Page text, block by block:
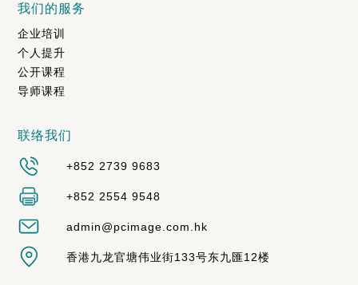
我们的服务
企业培训
个人提升
公开课程
导师课程
联络我们
+852 2739 9683
+852 2554 9548
admin@pcimage.com.hk
香港九龙官塘伟业街133号东九匯12楼